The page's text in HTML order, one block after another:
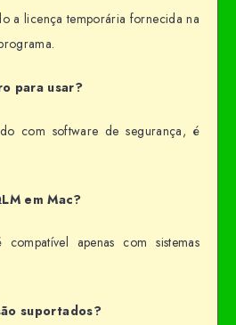
a licença temporária fornecida na
para usar?
com software de segurança, é
em Mac?
apenas com sistemas
suportados?